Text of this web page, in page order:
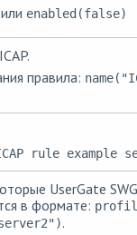
или enabled(false)
правила:
rule example
UserGate
в формате:
.